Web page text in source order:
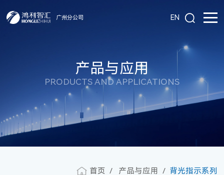
广州分公司 EN
产品与应用
PRODUCTS AND APPLICATIONS
首页 产品与应用 背光指示系列